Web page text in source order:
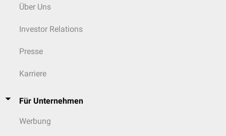
Über Uns
Investor Relations
Presse
Karriere
Für Unternehmen
Werbung